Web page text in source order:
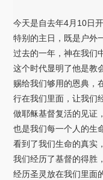
今天是自去年4月10日
特别的主日，既是户外
过去的一年，神在我们
这个时代显明了他是教
赐给我们够用的恩典，
行在我们里面，让我们
做耶稣基督复活的见证
也是我们每一个人的生
看到了我们生命的真实
我们经历了基督的得胜
经历圣灵放在我们里面